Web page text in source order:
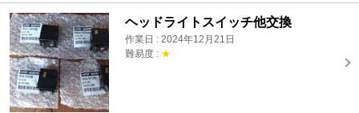
ヘッドライトスイッチ他交換
作業日 : 2024年12月21日
難易度 : ★